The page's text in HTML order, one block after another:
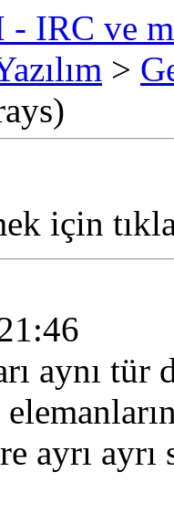
IRC ve
>
için
aynı tür
ayrı